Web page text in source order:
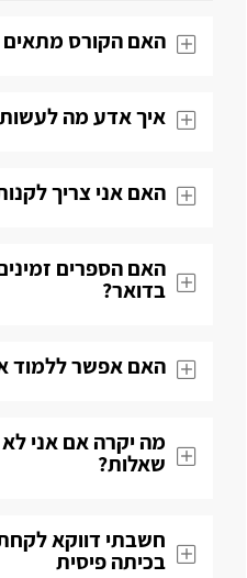
האם הקורס מתאים
איך אדע מה
האם אני צריך
האם הספרים
בדואר?
האם אפשר ללמוד
מה יקרה אם אני לא
שאלות​?
חשבתי דווקא
בכיתה פיסית​